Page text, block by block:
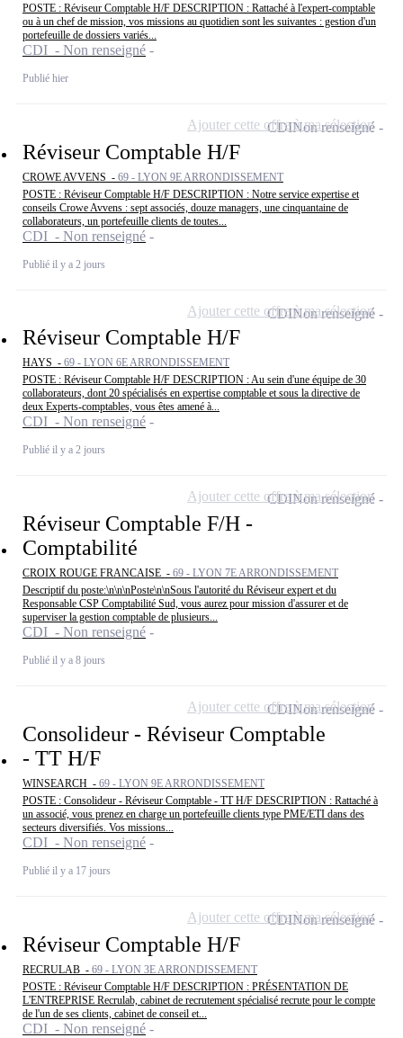
POSTE : Réviseur Comptable H/F DESCRIPTION : Rattaché à l'expert-comptable
ou à un chef de mission, vos missions au quotidien sont les suivantes : gestion d'un
portefeuille de dossiers variés...
CDI - Non renseigné
Publié hier
Réviseur Comptable H/F
CROWE AVVENS - 69 - LYON 9E ARRONDISSEMENT
POSTE : Réviseur Comptable H/F DESCRIPTION : Notre service expertise et
conseils Crowe Avvens : sept associés, douze managers, une cinquantaine de
collaborateurs, un portefeuille clients de toutes...
CDI - Non renseigné
Publié il y a 2 jours
CDINon renseigné
Ajouter cette offre à ma sélection
Réviseur Comptable H/F
HAYS - 69 - LYON 6E ARRONDISSEMENT
POSTE : Réviseur Comptable H/F DESCRIPTION : Au sein d'une équipe de 30
collaborateurs, dont 20 spécialisés en expertise comptable et sous la directive de
deux Experts-comptables, vous êtes amené à...
CDI - Non renseigné
Publié il y a 2 jours
CDINon renseigné
Ajouter cette offre à ma sélection
Réviseur Comptable F/H -
Comptabilité
CROIX ROUGE FRANCAISE - 69 - LYON 7E ARRONDISSEMENT
Descriptif du poste:\n\n\nPoste\n\nSous l'autorité du Réviseur expert et du
Responsable CSP Comptabilité Sud, vous aurez pour mission d'assurer et de
superviser la gestion comptable de plusieurs...
CDI - Non renseigné
Publié il y a 8 jours
CDINon renseigné
Ajouter cette offre à ma sélection
Consolideur - Réviseur Comptable
- TT H/F
WINSEARCH - 69 - LYON 9E ARRONDISSEMENT
POSTE : Consolideur - Réviseur Comptable - TT H/F DESCRIPTION : Rattaché à
un associé, vous prenez en charge un portefeuille clients type PME/ETI dans des
secteurs diversifiés. Vos missions...
CDI - Non renseigné
Publié il y a 17 jours
CDINon renseigné
Ajouter cette offre à ma sélection
Réviseur Comptable H/F
RECRULAB - 69 - LYON 3E ARRONDISSEMENT
POSTE : Réviseur Comptable H/F DESCRIPTION : PRÉSENTATION DE
L'ENTREPRISE Recrulab, cabinet de recrutement spécialisé recrute pour le compte
de l'un de ses clients, cabinet de conseil et...
CDI - Non renseigné
CDINon renseigné
Ajouter cette offre à ma sélection